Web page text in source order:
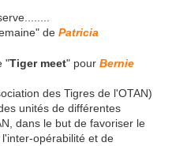
de Patricia
"Tiger meet" pour Bernie
des Tigres de l'OTAN)
unités de différentes
dans le but de favoriser le
opérabilité et de